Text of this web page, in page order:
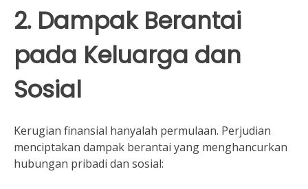
2. Dampak Berantai
pada Keluarga dan
Sosial
Kerugian finansial hanyalah permulaan. Perjudian
menciptakan dampak berantai yang menghancurkan
hubungan pribadi dan sosial: